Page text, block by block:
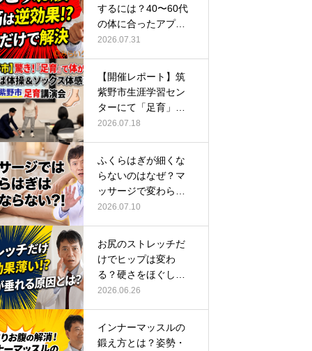
するには？40〜60代
の体に合ったアプロ
ーチ
2026.07.31
【開催レポート】筑
紫野市生涯学習セン
ターにて「足育」講
演会に登壇し…
2026.07.18
ふくらはぎが細くな
らないのはなぜ？マ
ッサージで変わらな
い根本原因
2026.07.10
お尻のストレッチだ
けでヒップは変わ
る？硬さをほぐして
整える正しい方…
2026.06.26
インナーマッスルの
鍛え方とは？姿勢・